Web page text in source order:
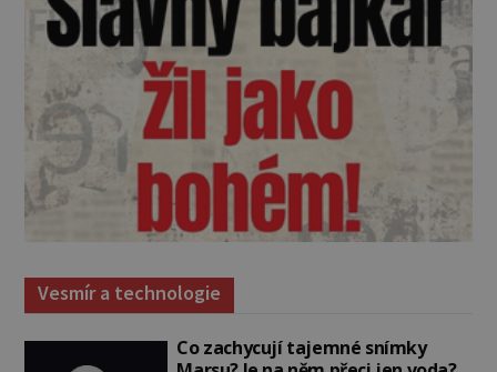
Vesmír a technologie
Co zachycují tajemné snímky